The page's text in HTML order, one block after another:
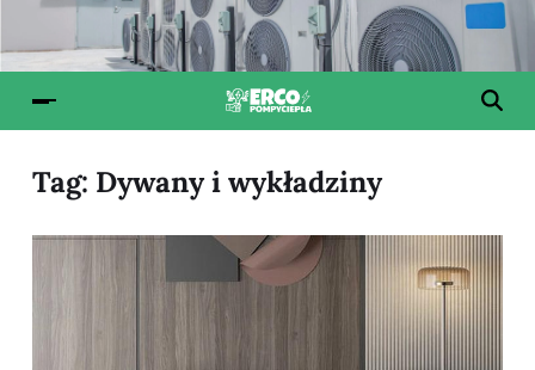
Tag: Dywany i wykładziny